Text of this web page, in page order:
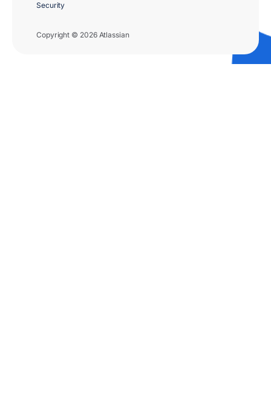
Copyright © 2026 Atlassian
Security